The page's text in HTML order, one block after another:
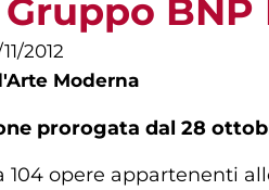
Gruppo BNP
2012
Moderna
prorogata dal 28
104 opere appartenenti